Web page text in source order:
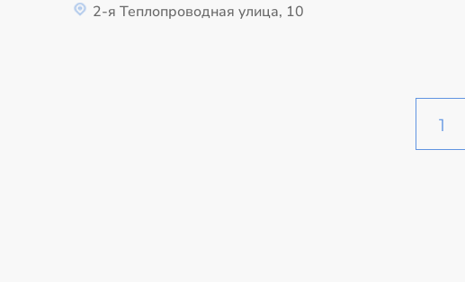
2-я Теплопроводная улица, 10
1